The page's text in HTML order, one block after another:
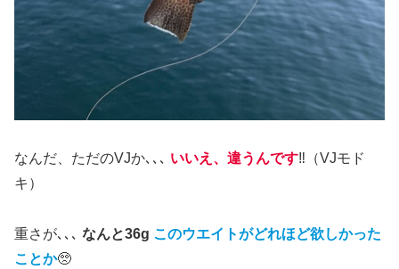
なんだ、ただのVJか､､､ いいえ、違うんです‼️（VJモド
キ）
重さが､､､ なんと36g このウエイトがどれほど欲しかった
ことか🥺